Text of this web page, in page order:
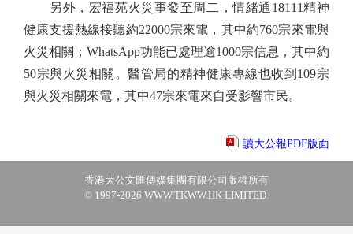
另外，宏福苑火災事發至周二，情緒通18111精神
健康支援熱線接聽約22000宗來電，其中約760宗來電與
火災相關；WhatsApp功能已處理逾1000宗信息，其中約
50宗與火災相關。醫管局的精神健康專線也收到109宗
與火災相關來電，其中47宗來電來自受影響市民。
讀大公報PDF版面
香港大公文匯傳媒集團有限公司版權所有
© 1997-2026 WWW.TKWW.HK LIMITED.